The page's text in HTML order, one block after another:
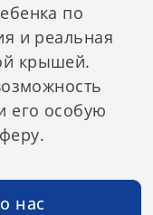
по
и реальная
крышей.
его особую
нас